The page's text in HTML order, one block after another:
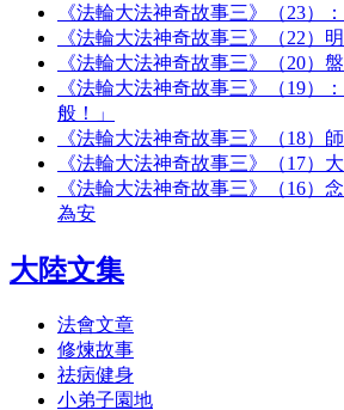
《法輪大法神奇故事三》（23）
《法輪大法神奇故事三》（22）
《法輪大法神奇故事三》（20）
《法輪大法神奇故事三》（19）
般！」
《法輪大法神奇故事三》（18）
《法輪大法神奇故事三》（17）
《法輪大法神奇故事三》（16
為安
大陸文集
法會文章
修煉故事
祛病健身
小弟子園地